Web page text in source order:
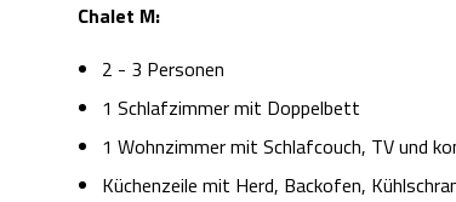
Chalet M:
2 - 3 Personen
1 Schlafzimmer mit Doppelbett
1 Wohnzimmer mit Schlafcouch, TV und
Küchenzeile mit Herd, Backofen,